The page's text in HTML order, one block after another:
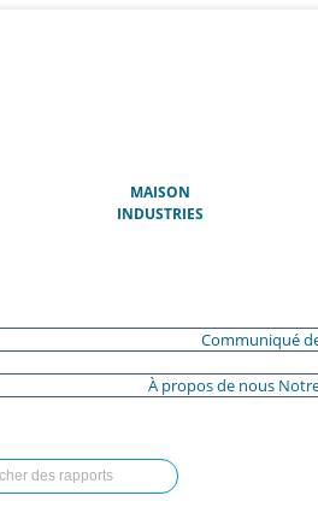
MAISON(ACTUEL)
INDUSTRIES
Communiqué
À propos de nous